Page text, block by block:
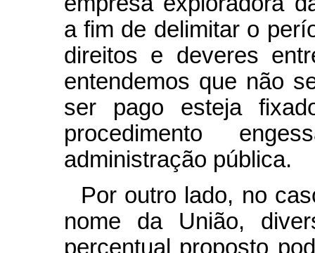
a fim de delimitar o
direitos e deveres
entendemos que não
ser pago esteja
procedimento
administração pública.
Por outro lado, no
nome da União,
percentual proposto